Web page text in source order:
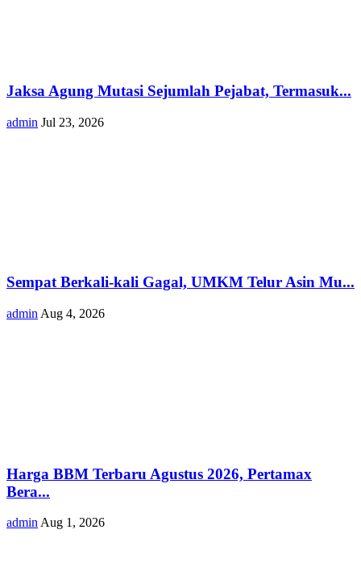
Jaksa Agung Mutasi Sejumlah Pejabat, Termasuk...
admin Jul 23, 2026
Sempat Berkali-kali Gagal, UMKM Telur Asin Mu...
admin Aug 4, 2026
Harga BBM Terbaru Agustus 2026, Pertamax
Bera...
admin Aug 1, 2026